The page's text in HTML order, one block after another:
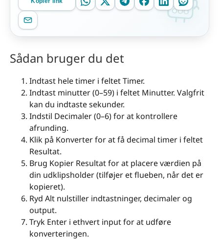
Sådan bruger du det
Indtast hele timer i feltet Timer.
Indtast minutter (0–59) i feltet Minutter. Valgfrit
kan du indtaste sekunder.
Indstil Decimaler (0–6) for at kontrollere
afrunding.
Klik på Konverter for at få decimal timer i feltet
Resultat.
Brug Kopier Resultat for at placere værdien på
din udklipsholder (tilføjer et flueben, når det er
kopieret).
Ryd Alt nulstiller indtastninger, decimaler og
output.
Tryk Enter i ethvert input for at udføre
konverteringen.